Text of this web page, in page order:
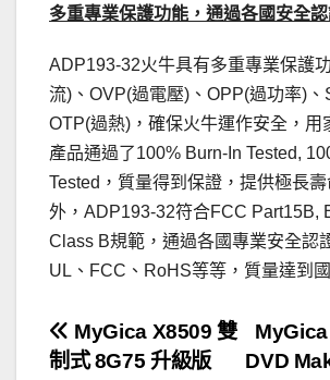
多重專業保護功能，通過各國安全
ADP193-32火牛具有多重專業保護
流)、OVP(過電壓)、OPP(過功率)、
OTP(過熱)，確保火牛運作安全，用
產品通過了100% Burn-In Tested,
Tested，質量得到保證，提供極長
外，ADP193-32符合FCC Part15B,
Class B規範，通過各國專業安全認
UL、FCC、RoHS等等，質量達到
文
DVD
MyGica X8509 雙
制式 8G75 升級版